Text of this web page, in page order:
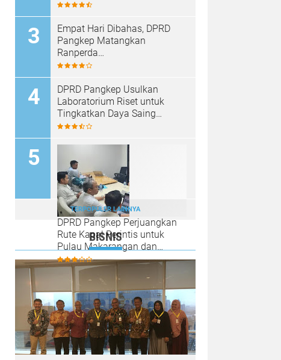
Empat Hari Dibahas, DPRD
Pangkep Matangkan
Ranperda
Pertanggungjawaban APBD
DPRD Pangkep Usulkan
Laboratorium Riset untuk
Tingkatkan Daya Saing
Produk Unggulan
DPRD Pangkep Perjuangkan
Rute Kapal Perintis untuk
Pulau Makarangan dan
Langkoteang
TERPOPULER LAINNYA
BISNIS